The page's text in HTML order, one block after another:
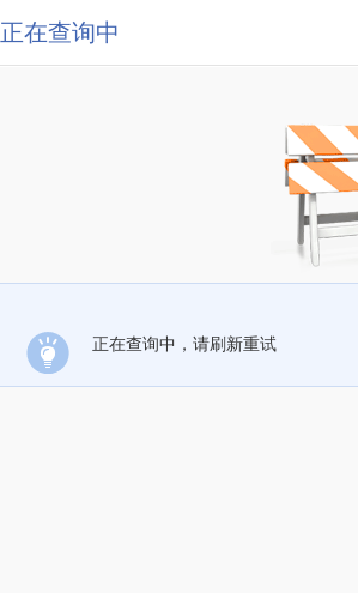
正在查询中
正在查询中，请刷新重试